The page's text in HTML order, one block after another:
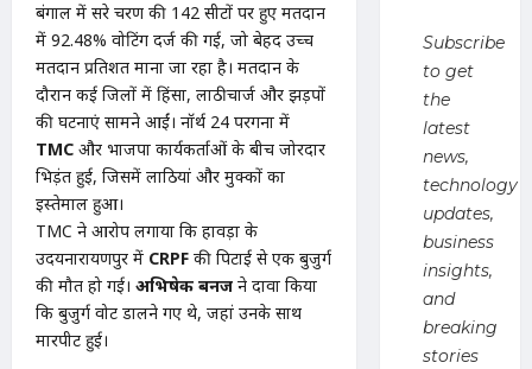
बंगाल में दूसरे चरण की 142 सीटों पर हुए मतदान
में 92.48% वोटिंग दर्ज की गई, जो बेहद उच्च
मतदान प्रतिशत माना जा रहा है। मतदान के
दौरान कई जिलों में हिंसा, लाठीचार्ज और झड़पों
की घटनाएं सामने आईं। नॉर्थ 24 परगना में
TMC और भाजपा कार्यकर्ताओं के बीच जोरदार
भिड़ंत हुई, जिसमें लाठियां और मुक्कों का
इस्तेमाल हुआ।
TMC ने आरोप लगाया कि हावड़ा के
उदयनारायणपुर में CRPF की पिटाई से एक बुजुर्ग
की मौत हो गई। अभिषेक बनर्जी ने दावा किया
कि बुजुर्ग वोट डालने गए थे, जहां उनके साथ
मारपीट हुई।
Subscribe
to get
the
latest
news,
technology
updates,
business
insights,
and
breaking
stories